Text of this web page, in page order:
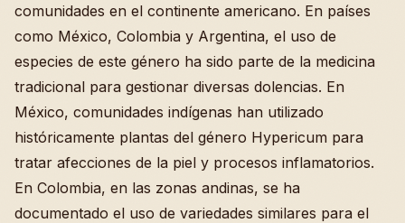
comunidades en el continente americano. En países
como México, Colombia y Argentina, el uso de
especies de este género ha sido parte de la medicina
tradicional para gestionar diversas dolencias. En
México, comunidades indígenas han utilizado
históricamente plantas del género Hypericum para
tratar afecciones de la piel y procesos inflamatorios.
En Colombia, en las zonas andinas, se ha
documentado el uso de variedades similares para el